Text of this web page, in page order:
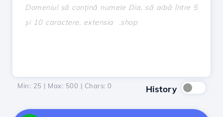
Min: 25 | Max: 500 | Chars: 0 History